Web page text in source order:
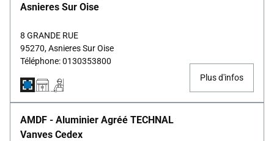
Asnieres Sur Oise
8 GRANDE RUE
95270, Asnieres Sur Oise
Téléphone: 0130353800
Plus d'infos
AMDF - Aluminier Agréé TECHNAL
Vanves Cedex